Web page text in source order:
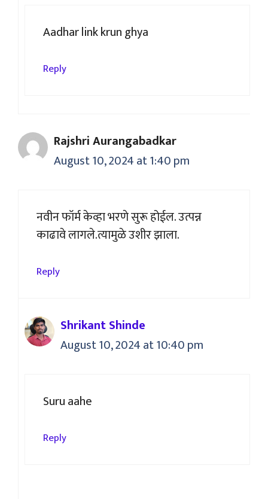
Aadhar link krun ghya
Reply
Rajshri Aurangabadkar
August 10, 2024 at 1:40 pm
नवीन फॉर्म केव्हा भरणे सुरू होईल. उत्पन्न
काढावे लागले.त्यामुळे उशीर झाला.
Reply
Shrikant Shinde
August 10, 2024 at 10:40 pm
Suru aahe
Reply